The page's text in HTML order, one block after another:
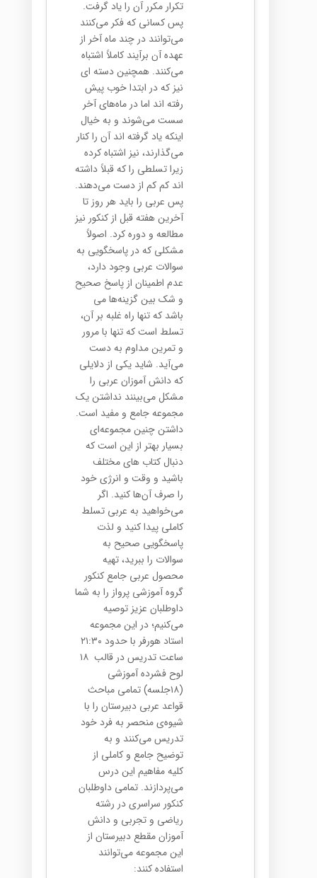
تکرار مکرر آن را یاد گرفت.
پس کسانی که فکر می‌کنند
می‌توانند در چند ماه آخر از
عهده آن برآیند کاملاً اشتباه
می‌کنند. همچنین دسته ای
نیز که در ابتدا خوب پیش
رفته اند اما در ماه‌های آخر
سست می‌شوند و به خیال
اینکه یاد گرفته اند آن را کنار
می‌گذارند، نیز اشتباه کرده
زیرا تسلطی را که قبلاً داشته
اند کم کم از دست می‌دهند.
پس عربی را باید هر روز تا
آخرین هفته قبل از کنکور نیز
مطالعه و دوره کرد. اصولاً
مشکلی که در پاسخگویی به
سوالات عربی وجود دارد،
عدم اطمینان از پاسخ صحیح
و شک بین گزینه‌ها می
باشد که تنها راه غلبه بر آن،
تسلط است که تنها با مرور
و تمرین مداوم به دست
می‌آید. شاید یکی از دلایلی
که دانش آموزان عربی را
مشکل می‌بینند نداشتن یک
مجموعه جامع و مفید است.
داشتن چنین مجموعه‌ای
بسیار بهتر از این است که
دنبال کتاب های مختلف
باشید و وقت و انرژی خود
را صرف آن‌ها کنید. اگر
می‌خواهید به عربی تسلط
کاملی پیدا کنید و لذت
پاسخگویی صحیح به
سوالات را ببرید، تهیه
محصول عربی جامع کنکور
گروه آموزشی پرواز را به شما
داوطلبان عزیز توصیه
می‌کنیم؛ در این مجموعه
استاد هورفر با حدود ۲۱:۳۰
ساعت تدریس در قالب ۱۸
لوح فشرده آموزشی
(۱۸جلسه‌) تمامی مباحث
قواعد عربی دبیرستان را با
شیوه‌ی منحصر به فرد خود
تدریس می‌کنند و به
توضیح جامع و کاملی از
کلیه مفاهیم این درس
می‌پردازند. تمامی داوطلبان
کنکور سراسری در رشته
ریاضی و تجربی و دانش
آموزان مقطع دبیرستان از
این مجموعه می‌توانند
استفاده کنند: